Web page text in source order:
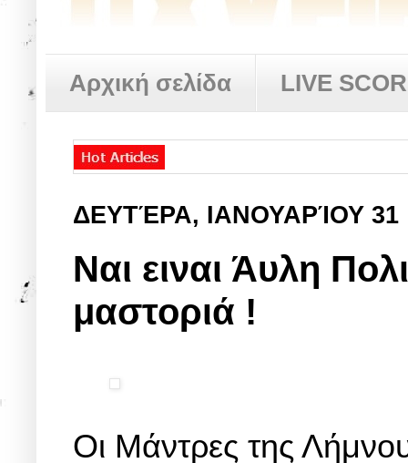
Αρχική σελίδα LIVE
ΔΕΥΤΈΡΑ, ΙΑΝΟΥΑΡΊΟΥ 31
Ναι ειναι Άυλη
μαστοριά !
Οι Μάντρες της Λήμνου